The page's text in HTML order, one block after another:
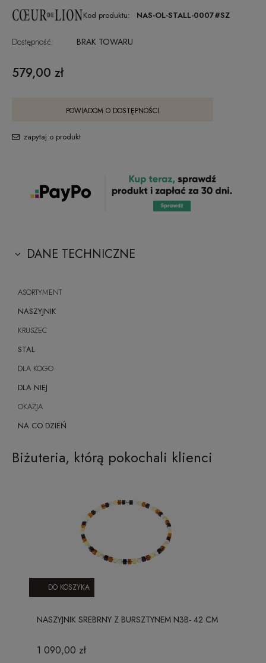
Kod produktu: NAS-OL-STALL-0007#SZ
Dostępność: BRAK TOWARU
579,00 zł
POWIADOM O DOSTĘPNOŚCI
zapytaj o produkt
DANE TECHNICZNE
ASORTYMENT
NASZYJNIK
KRUSZEC
STAL
DLA KOGO
DLA NIEJ
OKAZJA
NA CO DZIEŃ
Biżuteria, którą pokochali klienci
NASZYJNIK SREBRNY Z BURSZTYNEM N3B- 42 CM
1 090,00 zł
DO KOSZYKA